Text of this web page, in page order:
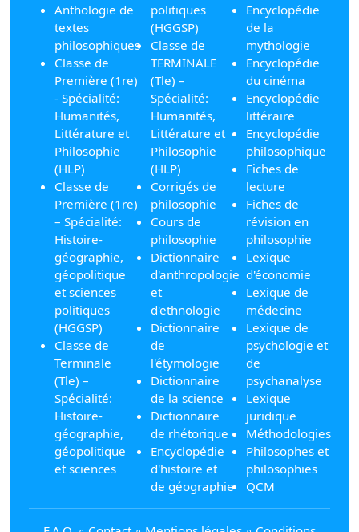
Anthologie de
textes
philosophiques
Classe de
Première (1re)
- Spécialité:
Humanités,
Littérature et
Philosophie
(HLP)
Classe de
Première (1re)
– Spécialité:
Histoire-
géographie,
géopolitique
et sciences
politiques
(HGGSP)
Classe de
Terminale
(Tle) –
Spécialité:
Histoire-
géographie,
géopolitique
et sciences
politiques
(HGGSP)
Classe de
TERMINALE
(Tle) –
Spécialité:
Humanités,
Littérature et
Philosophie
(HLP)
Corrigés de
philosophie
Cours de
philosophie
Dictionnaire
d'anthropologie
et
d'ethnologie
Dictionnaire
de
l'étymologie
Dictionnaire
de la science
Dictionnaire
de rhétorique
Encyclopédie
d'histoire et
de géographie
Encyclopédie
de la
mythologie
Encyclopédie
du cinéma
Encyclopédie
littéraire
Encyclopédie
philosophique
Fiches de
lecture
Fiches de
révision en
philosophie
Lexique
d'économie
Lexique de
médecine
Lexique de
psychologie et
de
psychanalyse
Lexique
juridique
Méthodologies
Philosophes et
philosophies
QCM